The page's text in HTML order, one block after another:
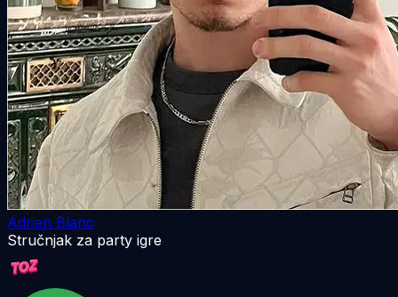
Adrien Blanc
Stručnjak za party igre